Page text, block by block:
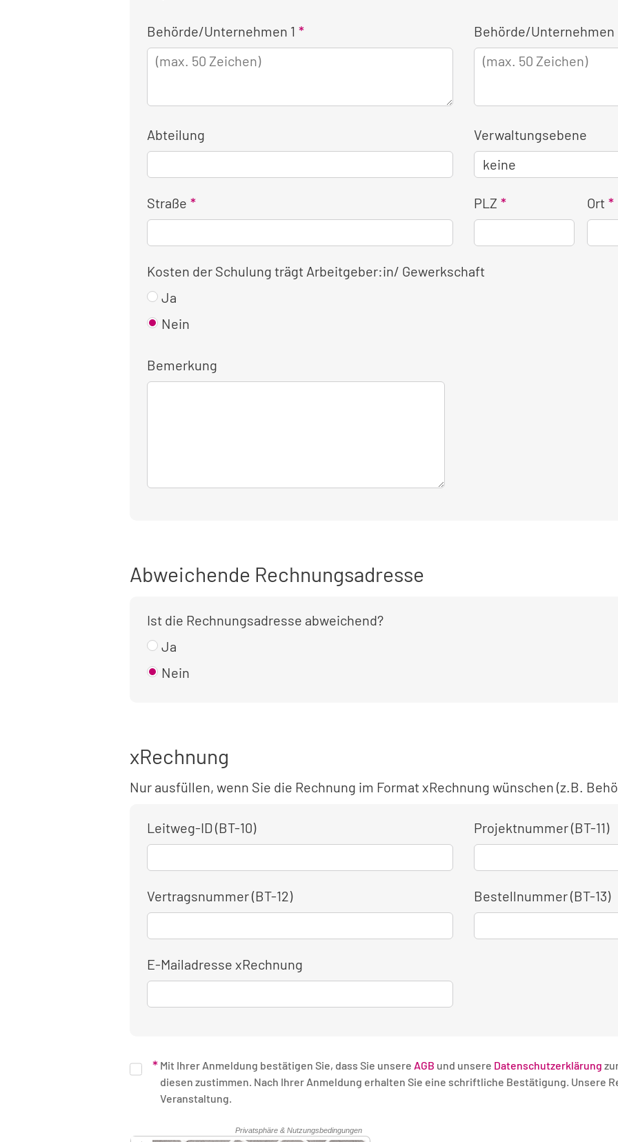
Kontaktinformationen
für
die
Anmeldung
Behörde/Unternehmen 1 Behörde/Unternehmen
Abteilung Verwaltungsebene
Straße PLZ Ort
Kosten der Schulung trägt Arbeitgeber:in/ Gewerkschaft
Ja
Nein
Bemerkung
Abweichende Rechnungsadresse
Ist die Rechnungsadresse abweichend?
Ja
Nein
xRechnung
Nur ausfüllen, wenn Sie die Rechnung im Format xRechnung wünschen (z.B.
Leitweg-ID (BT-10) Projektnummer (BT-11)
Vertragsnummer (BT-12) Bestellnummer (BT-13)
E-Mailadresse xRechnung
Mit Ihrer Anmeldung bestätigen Sie, dass Sie unsere AGB und unsere Datenschutzerklärung
diesen zustimmen. Nach Ihrer Anmeldung erhalten Sie eine schriftliche Bestätigung. Unsere Rechnung erhalten Sie nach Ende der
Veranstaltung.
Sicherheitsüberprüfung